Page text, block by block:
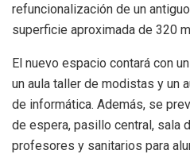
refuncionalización de un
superficie aproximada de 320
El nuevo espacio contará con
un aula taller de modistas y un
de informática. Además, se
de espera, pasillo central, sala
profesores y sanitarios para